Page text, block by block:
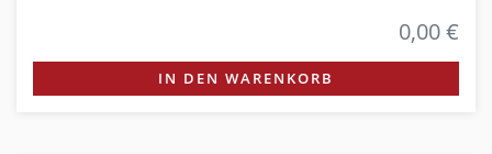
0,00 €
IN DEN WARENKORB